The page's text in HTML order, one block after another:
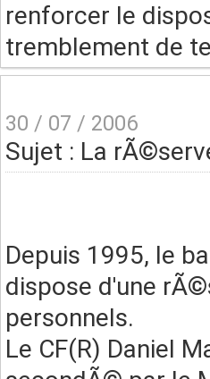
renforcer le
tremblement de
30 / 07 / 2006
Sujet : La
Depuis 1995, le
dispose d'une
personnels.
Le CF(R) Daniel